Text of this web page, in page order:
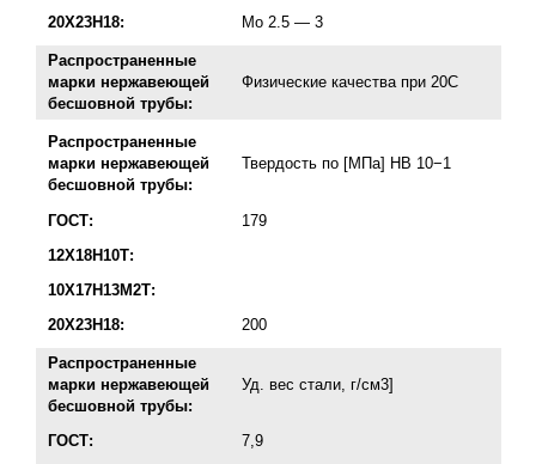
20Х23Н18:
Mo 2.5 — 3
Распространенные
марки нержавеющей
бесшовной трубы:
Физические качества при 20С
Распространенные
марки нержавеющей
бесшовной трубы:
Твердость по [МПа] HB 10−1
ГОСТ:
179
12Х18Н10Т:
10Х17Н13М2Т:
20Х23Н18:
200
Распространенные
марки нержавеющей
бесшовной трубы:
Уд. вес стали, г/см3]
ГОСТ:
7,9